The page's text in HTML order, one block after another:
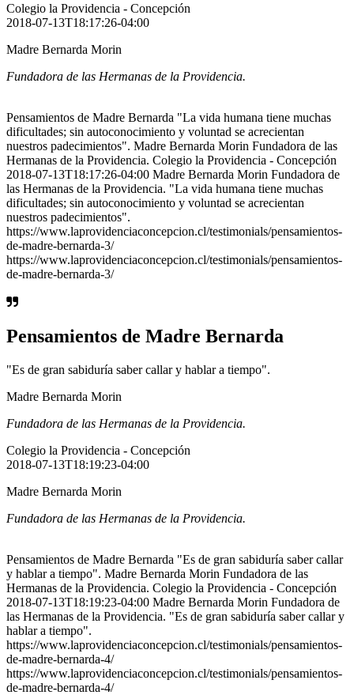
Colegio la Providencia - Concepción
2018-07-13T18:17:26-04:00
Madre Bernarda Morin
Fundadora de las Hermanas de la Providencia.
Pensamientos de Madre Bernarda "La vida humana tiene muchas
dificultades; sin autoconocimiento y voluntad se acrecientan
nuestros padecimientos". Madre Bernarda Morin Fundadora de las
Hermanas de la Providencia. Colegio la Providencia - Concepción
2018-07-13T18:17:26-04:00 Madre Bernarda Morin Fundadora de
las Hermanas de la Providencia. "La vida humana tiene muchas
dificultades; sin autoconocimiento y voluntad se acrecientan
nuestros padecimientos".
https://www.laprovidenciaconcepcion.cl/testimonials/pensamientos-
de-madre-bernarda-3/
https://www.laprovidenciaconcepcion.cl/testimonials/pensamientos-
de-madre-bernarda-3/
Pensamientos de Madre Bernarda
"Es de gran sabiduría saber callar y hablar a tiempo".
Madre Bernarda Morin
Fundadora de las Hermanas de la Providencia.
Colegio la Providencia - Concepción
2018-07-13T18:19:23-04:00
Madre Bernarda Morin
Fundadora de las Hermanas de la Providencia.
Pensamientos de Madre Bernarda "Es de gran sabiduría saber callar
y hablar a tiempo". Madre Bernarda Morin Fundadora de las
Hermanas de la Providencia. Colegio la Providencia - Concepción
2018-07-13T18:19:23-04:00 Madre Bernarda Morin Fundadora de
las Hermanas de la Providencia. "Es de gran sabiduría saber callar y
hablar a tiempo".
https://www.laprovidenciaconcepcion.cl/testimonials/pensamientos-
de-madre-bernarda-4/
https://www.laprovidenciaconcepcion.cl/testimonials/pensamientos-
de-madre-bernarda-4/